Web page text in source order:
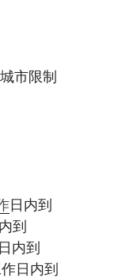
市限制
日内到
到
内到
日内到